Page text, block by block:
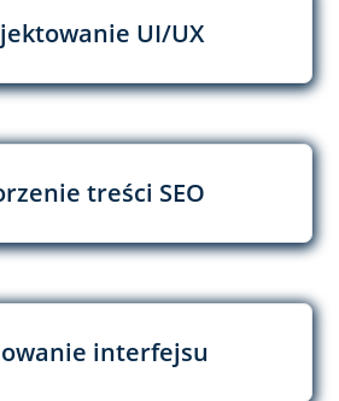
UI/UX
treści SEO
interfejsu